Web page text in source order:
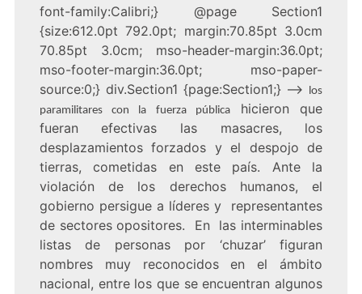
font-family:Calibri;} @page Section1
{size:612.0pt 792.0pt; margin:70.85pt 3.0cm
70.85pt 3.0cm; mso-header-margin:36.0pt;
mso-footer-margin:36.0pt; mso-paper-
source:0;} div.Section1 {page:Section1;} –> los
paramilitares con la fuerza públicahicieron que
fueran efectivas las masacres, los
desplazamientos forzados y el despojo de
tierras, cometidas en este país. Ante la
violación de los derechos humanos, el
gobierno persigue a líderes y representantes
de sectores opositores. En las interminables
listas de personas por ‘chuzar’ figuran
nombres muy reconocidos en el ámbito
nacional, entre los que se encuentran algunos